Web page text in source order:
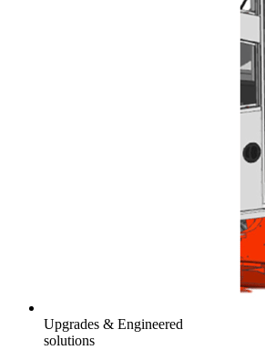
Upgrades & Engineered
solutions